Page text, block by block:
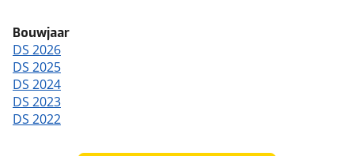
Bouwjaar
DS 2026
DS 2025
DS 2024
DS 2023
DS 2022